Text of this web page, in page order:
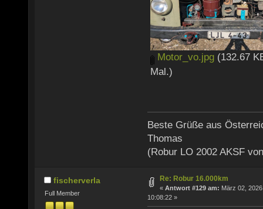
Motor_vo.jpg (132.67
Mal.)
Beste Grüße aus
Thomas
(Robur LO 2002 AKSF
fischerverla
Full Member
Re: Robur 16.000km
« Antwort #129 am: März 02,
10:08:22 »